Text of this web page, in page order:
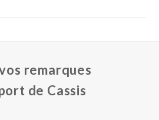
remarques
de Cassis